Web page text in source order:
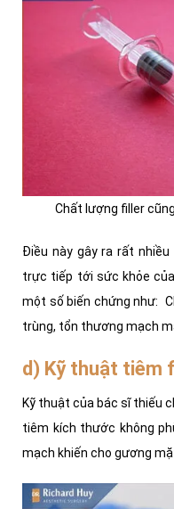
Chất lượng filler
Điều này gây ra rất
trực tiếp tới sức khỏe
một số biến chứng như:
trùng, tổn thương mạch
d) Kỹ thuật tiêm
Kỹ thuật của bác sĩ thiếu
tiêm kích thước không
mạch khiến cho gương